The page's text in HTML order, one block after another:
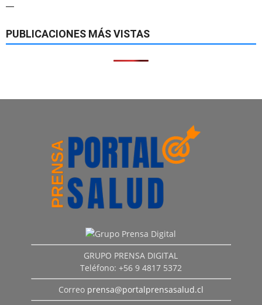
—
PUBLICACIONES MÁS VISTAS
GRUPO PRENSA DIGITAL
Teléfono: +56 9 4817 5372
Correo prensa@portalprensasalud.cl